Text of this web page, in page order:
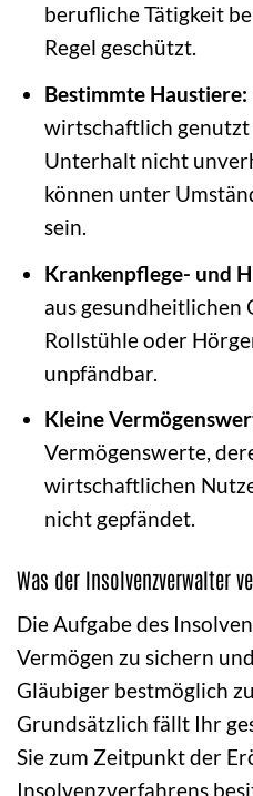
berufliche Tätigkeit
Regel geschützt.
Bestimmte Haustiere:
wirtschaftlich
Unterhalt nicht
können unter
sein.
Krankenpflege- und
aus gesundheitlichen
Rollstühle oder
unpfändbar.
Kleine
Vermögenswerte,
wirtschaftlichen
nicht gepfändet.
Was der Insolvenzverwalter
Die Aufgabe des
Vermögen zu sichern
Gläubiger bestmöglich
Grundsätzlich fällt Ihr
Sie zum Zeitpunkt der
Insolvenzverfahrens